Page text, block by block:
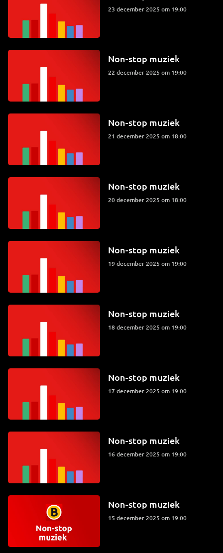
23 december 2025 om 19:00
Non-stop muziek
22 december 2025 om 19:00
Non-stop muziek
21 december 2025 om 18:00
Non-stop muziek
20 december 2025 om 18:00
Non-stop muziek
19 december 2025 om 19:00
Non-stop muziek
18 december 2025 om 19:00
Non-stop muziek
17 december 2025 om 19:00
Non-stop muziek
16 december 2025 om 19:00
Non-stop muziek
15 december 2025 om 19:00